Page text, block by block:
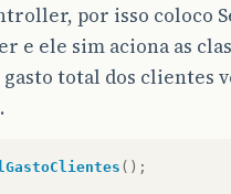
por isso coloco
e ele sim aciona as
gasto total dos clientes
();